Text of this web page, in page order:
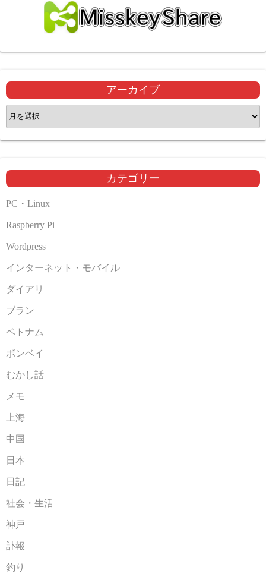
アーカイブ
ア
ー
カ
ブ
カテゴリー
PC・Linux
Raspberry Pi
Wordpress
インターネット・モバイル
ダイアリ
ブラン
ベトナム
ボンベイ
むかし話
メモ
上海
中国
日本
日記
社会・生活
神戸
訃報
釣り